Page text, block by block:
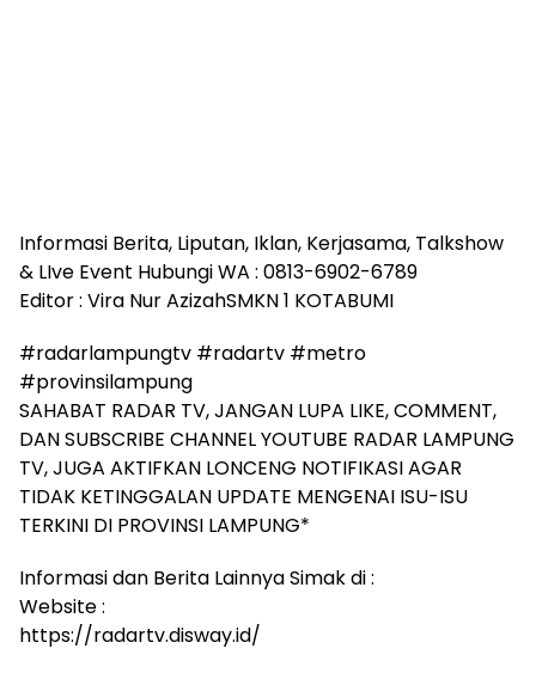
Informasi Berita, Liputan, Iklan, Kerjasama, Talkshow
& LIve Event Hubungi WA : 0813-6902-6789
Editor : Vira Nur AzizahSMKN 1 KOTABUMI
#radarlampungtv #radartv #metro
#provinsilampung
SAHABAT RADAR TV, JANGAN LUPA LIKE, COMMENT,
DAN SUBSCRIBE CHANNEL YOUTUBE RADAR LAMPUNG
TV, JUGA AKTIFKAN LONCENG NOTIFIKASI AGAR
TIDAK KETINGGALAN UPDATE MENGENAI ISU-ISU
TERKINI DI PROVINSI LAMPUNG*
Informasi dan Berita Lainnya Simak di :
Website :
https://radartv.disway.id/